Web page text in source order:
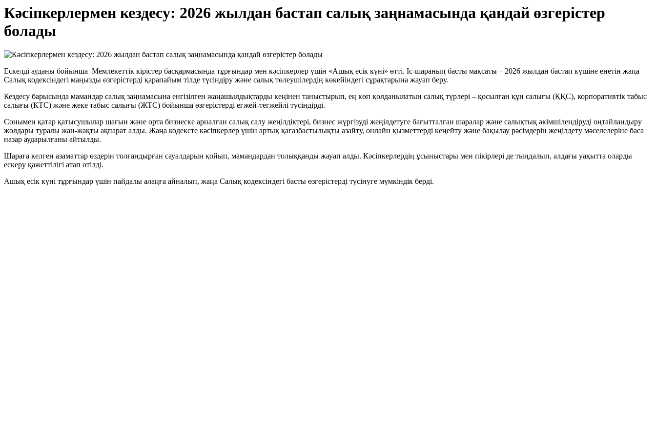
Кәсіпкерлермен кездесу: 2026 жылдан бастап салық заңнамасында қандай өзгерістер
болады
Ескелді ауданы бойынша Мемлекеттік кірістер басқармасында тұрғындар мен кәсіпкерлер үшін «Ашық есік күні» өтті. Іс-шараның басты мақсаты – 2026 жылдан бастап күшіне енетін жаңа
Салық кодексіндегі маңызды өзгерістерді қарапайым тілде түсіндіру және салық төлеушілердің көкейіндегі сұрақтарына жауап беру.
Кездесу барысында мамандар салық заңнамасына енгізілген жаңашылдықтарды кеңінен таныстырып, ең көп қолданылатын салық түрлері – қосылған құн салығы (ҚҚС), корпоративтік табыс
салығы (КТС) және жеке табыс салығы (ЖТС) бойынша өзгерістерді егжей-тегжейлі түсіндірді.
Сонымен қатар қатысушылар шағын және орта бизнеске арналған салық салу жеңілдіктері, бизнес жүргізуді жеңілдетуге бағытталған шаралар және салықтық әкімшілендіруді оңтайландыру
жолдары туралы жан-жақты ақпарат алды. Жаңа кодексте кәсіпкерлер үшін артық қағазбастылықты азайту, онлайн қызметтерді кеңейту және бақылау рәсімдерін жеңілдету мәселелеріне баса
назар аударылғаны айтылды.
Шараға келген азаматтар өздерін толғандырған сауалдарын қойып, мамандардан толыққанды жауап алды. Кәсіпкерлердің ұсыныстары мен пікірлері де тыңдалып, алдағы уақытта оларды
ескеру қажеттілігі атап өтілді.
Ашық есік күні тұрғындар үшін пайдалы алаңға айналып, жаңа Салық кодексіндегі басты өзгерістерді түсінуге мүмкіндік берді.